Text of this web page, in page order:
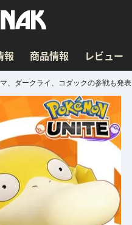
報 商品情報 レビュー
、ダークライ、コダックの参戦も発表